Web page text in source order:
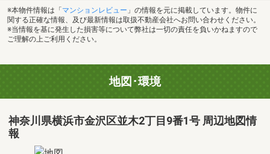
※本物件情報は「 マンションレビュー 」の情報を元に掲載しています。物件に
関する正確な情報、及び最新情報は取扱不動産会社へお問い合わせください。
※当情報を基に発生した損害等について弊社は一切の責任を負いかねますので
ご理解の上ご利用ください。
地図･環境
神奈川県横浜市金沢区並木2丁目9番1号 周辺地図情
報